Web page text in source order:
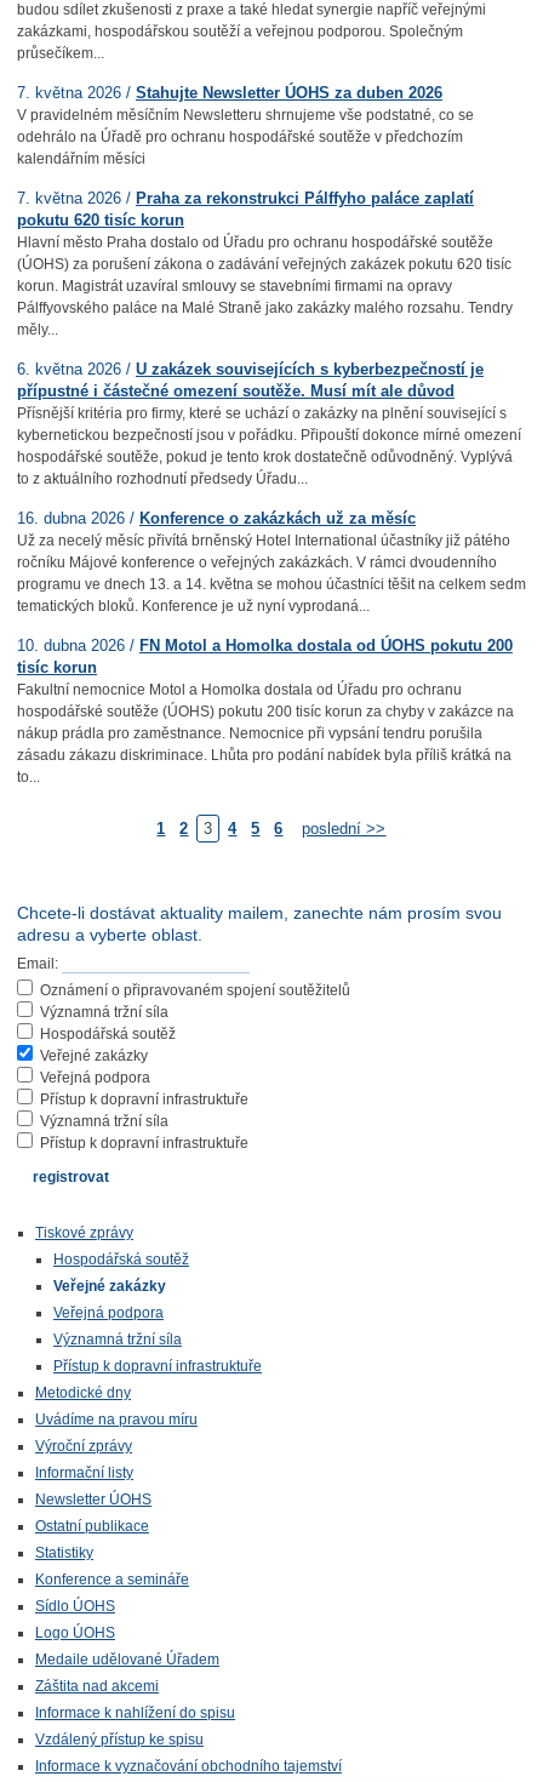
budou sdílet zkušenosti z praxe a také hledat synergie napříč veřejnými
zakázkami, hospodářskou soutěží a veřejnou podporou. Společným
průsečíkem...
7. května 2026 / Stahujte Newsletter ÚOHS za duben 2026
V pravidelném měsíčním Newsletteru shrnujeme vše podstatné, co se
odehrálo na Úřadě pro ochranu hospodářské soutěže v předchozím
kalendářním měsíci
7. května 2026 / Praha za rekonstrukci Pálffyho paláce zaplatí
pokutu 620 tisíc korun
Hlavní město Praha dostalo od Úřadu pro ochranu hospodářské soutěže
(ÚOHS) za porušení zákona o zadávání veřejných zakázek pokutu 620 tisíc
korun. Magistrát uzavíral smlouvy se stavebními firmami na opravy
Pálffyovského paláce na Malé Straně jako zakázky malého rozsahu. Tendry
měly...
6. května 2026 / U zakázek souvisejících s kyberbezpečností je
přípustné i částečné omezení soutěže. Musí mít ale důvod
Přísnější kritéria pro firmy, které se uchází o zakázky na plnění související s
kybernetickou bezpečností jsou v pořádku. Připouští dokonce mírné omezení
hospodářské soutěže, pokud je tento krok dostatečně odůvodněný. Vyplývá
to z aktuálního rozhodnutí předsedy Úřadu...
16. dubna 2026 / Konference o zakázkách už za měsíc
Už za necelý měsíc přivítá brněnský Hotel International účastníky již pátého
ročníku Májové konference o veřejných zakázkách. V rámci dvoudenního
programu ve dnech 13. a 14. května se mohou účastníci těšit na celkem sedm
tematických bloků. Konference je už nyní vyprodaná...
10. dubna 2026 / FN Motol a Homolka dostala od ÚOHS pokutu 200
tisíc korun
Fakultní nemocnice Motol a Homolka dostala od Úřadu pro ochranu
hospodářské soutěže (ÚOHS) pokutu 200 tisíc korun za chyby v zakázce na
nákup prádla pro zaměstnance. Nemocnice při vypsání tendru porušila
zásadu zákazu diskriminace. Lhůta pro podání nabídek byla příliš krátká na
to...
1 2 3 4 5 6 poslední >>
Chcete-li dostávat aktuality mailem, zanechte nám prosím svou
adresu a vyberte oblast.
Email:
Oznámení o připravovaném spojení soutěžitelů
Významná tržní síla
Hospodářská soutěž
Veřejné zakázky
Veřejná podpora
Přístup k dopravní infrastruktuře
Významná tržní síla
Přístup k dopravní infrastruktuře
Tiskové zprávy
Hospodářská soutěž
Veřejné zakázky
Veřejná podpora
Významná tržní síla
Přístup k dopravní infrastruktuře
Metodické dny
Uvádíme na pravou míru
Výroční zprávy
Informační listy
Newsletter ÚOHS
Ostatní publikace
Statistiky
Konference a semináře
Sídlo ÚOHS
Logo ÚOHS
Medaile udělované Úřadem
Záštita nad akcemi
Informace k nahlížení do spisu
Vzdálený přístup ke spisu
Informace k vyznačování obchodního tajemství